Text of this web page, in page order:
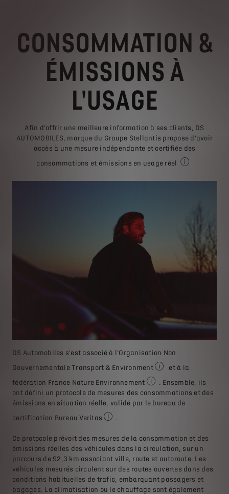
CONSOMMATION &
ÉMISSIONS À
L'USAGE
Afin d’offrir une meilleure information à ses clients, DS
AUTOMOBILES, marque du Groupe Stellantis propose d’avoir
accès à une mesure indépendante et certifiée des
consommations et émissions en usage réel
DS Automobiles s’est associé à l’Organisation Non
Gouvernementale Transport & Environment
Transport &
et à la
fédération France Nature Environnement
France Nature
. Ensemble, ils
ont défini un protocole de mesures des consommations et des
émissions en situation réelle, validé par le bureau de
certification Bureau Veritas
.
Ce protocole prévoit des mesures de la consommation et des
émissions réelles des véhicules dans la circulation, sur un
parcours de 92,3 km associant ville, route et autoroute. Les
véhicules mesurés circulent sur des routes ouvertes dans des
conditions habituelles de trafic, embarquant passagers et
bagages. La climatisation ou le chauffage sont également